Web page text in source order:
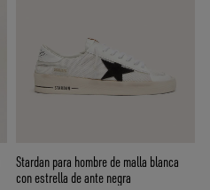
Stardan para hombre de malla blanca
con estrella de ante negra